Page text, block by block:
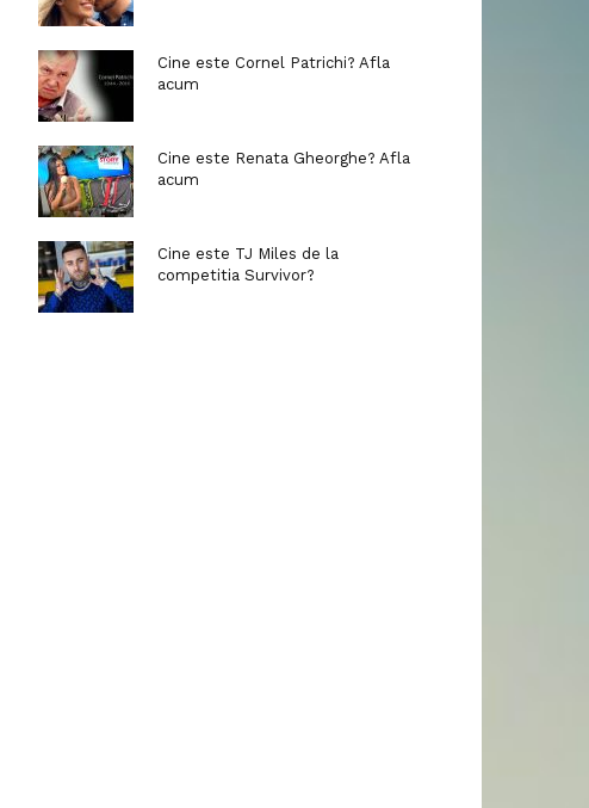
Cine este Cornel Patrichi? Afla
acum
Cine este Renata Gheorghe? Afla
acum
Cine este TJ Miles de la
competitia Survivor?